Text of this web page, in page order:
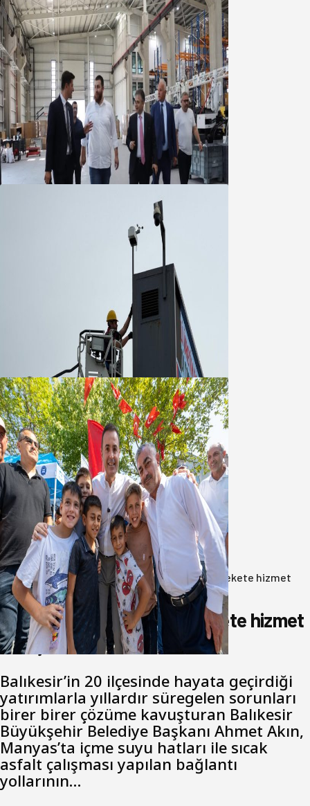
Marmara OSB Müteşebbis Heyeti
Toplantısı gerçekleştirildi
05 Ağustos 2026
Büyükşehir Çevresel İzleme Ağını
Bandırma ile Güçlendirdi
05 Ağustos 2026
Akın: Benim derdim memlekete
hizmet hemşerim!
05 Ağustos 2026
Anasayfa/Gündem /Akın: Benim derdim memlekete hizmet
hemşerim!
Akın: Benim derdim memlekete hizmet
hemşerim!
Balıkesir’in 20 ilçesinde hayata geçirdiği
yatırımlarla yıllardır süregelen sorunları
birer birer çözüme kavuşturan Balıkesir
Büyükşehir Belediye Başkanı Ahmet Akın,
Manyas’ta içme suyu hatları ile sıcak
asfalt çalışması yapılan bağlantı
yollarının…